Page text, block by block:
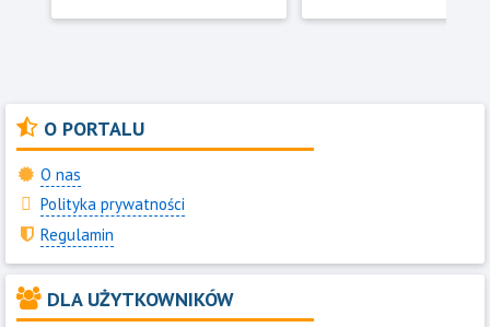
O PORTALU
O nas
Polityka prywatności
Regulamin
DLA UŻYTKOWNIKÓW